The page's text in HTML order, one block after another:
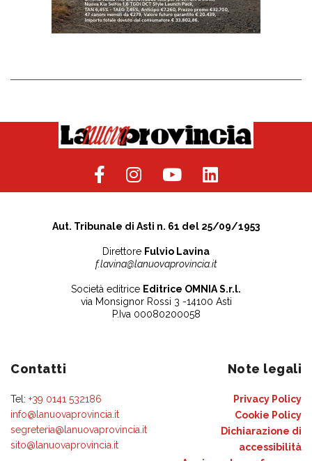
Aut. Tribunale di Asti n. 61 del 25/09/1953
Direttore Fulvio Lavina
f.lavina@lanuovaprovincia.it
Società editrice Editrice OMNIA S.r.l.
via Monsignor Rossi 3 -14100 Asti
P.Iva 00080200058
Contatti
Tel: +39 0141 532186
info@lanuovaprovincia.it
segreteria@lanuovaprovincia.it
sito@lanuovaprovincia.it
Note legali
Privacy Policy
Cookie Policy
Dichiarazione di
accessibilità